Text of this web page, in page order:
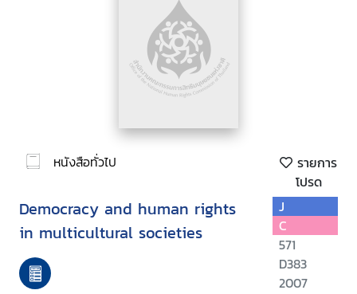
หนังสือทั่วไป
รายการ
โปรด
Democracy and human rights
in multicultural societies
J
C
571
D383
2007